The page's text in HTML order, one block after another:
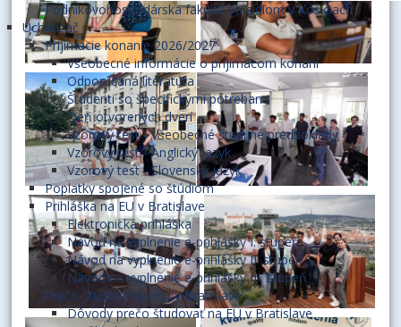
Podnikovohospodárska fakulta so sídlom v Košiciach
Uchádzač
Prijímacie konanie 2026/2027
Všeobecné informácie o prijímacom konaní
Odporúčaná literatúra
Študenti so špecifickými potrebami
Deň otvorených dverí
Vzorový test - Všeobecné študijné predpoklady
Vzorový test - Anglický jazyk
Vzorový test - Slovenský jazyk
Poplatky spojené so štúdiom
Prihláška na EU v Bratislave
Elektronická prihláška
Návod na vyplnenie e-prihlášky I. stupeň
Návod na vyplnenie e-prihlášky II. stupeň
Návod na vyplnenie e-prihlášky III. stupeň
Prečo študovať na EU v Bratislave
Dôvody prečo študovať na EU v Bratislave